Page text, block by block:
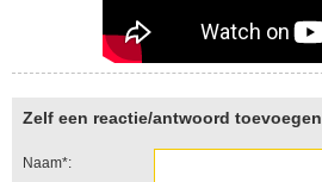
Zelf een reactie/antwoord toevoegen
Naam*: